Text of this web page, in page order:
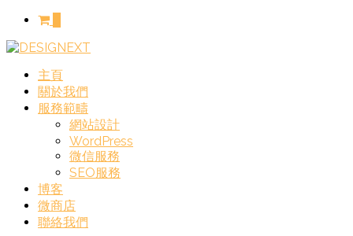
主頁
關於我們
服務範疇
網站設計
WordPress
微信服務
SEO服務
博客
微商店
聯絡我們